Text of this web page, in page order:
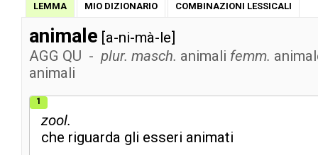
LEMMA MIO DIZIONARIO COMBINAZIONI LESSICALI
animale [a-ni-mà-le]
AGG QU - plur. masch. animali femm.
animali
1
zool.
che riguarda gli esseri animati